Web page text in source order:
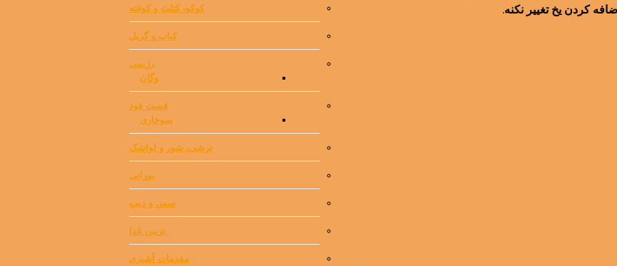
کوکو، کتلت و کوفته
کباب و گریل
رژیمی
وگان
فست فود
سوخاری
ترشی، شور و لواشک
بورانی
سس و دیپ
⁯ ‌ تزیین غذا
مقدمات آشپزی
کردن یخ تغییر نکنه.